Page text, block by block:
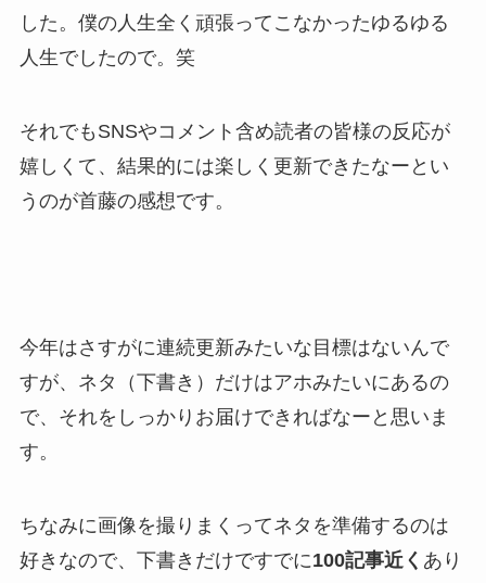
した。僕の人生全く頑張ってこなかったゆるゆる
人生でしたので。笑
それでもSNSやコメント含め読者の皆様の反応が
嬉しくて、結果的には楽しく更新できたなーとい
うのが首藤の感想です。
今年はさすがに連続更新みたいな目標はないんで
すが、ネタ（下書き）だけはアホみたいにあるの
で、それをしっかりお届けできればなーと思いま
す。
ちなみに画像を撮りまくってネタを準備するのは
好きなので、下書きだけですでに100記事近く あり